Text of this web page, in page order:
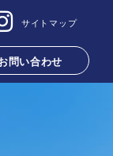
サイトマップ
問い合わせ